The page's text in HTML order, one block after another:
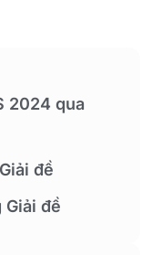
2024 qua
đề
Giải đề